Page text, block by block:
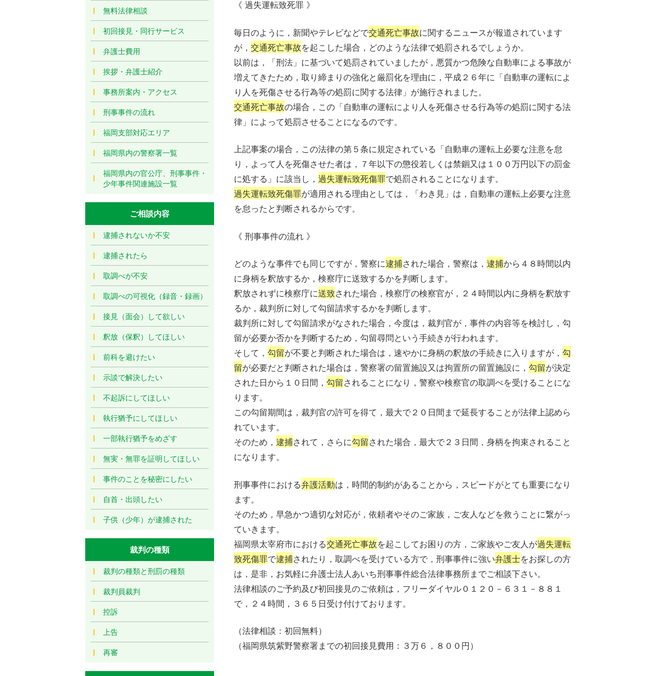
《 過失運転致死罪 》
毎日のように，新聞やテレビなどで交通死亡事故に関するニュースが報道されています
が， 交通死亡事故を起こした場合，どのような法律で処罰されるでしょうか。
以前は，「刑法」に基づいて処罰されていましたが，悪質かつ危険な自動車による事故が
増えてきたため，取り締まりの強化と厳罰化を理由に，平成２６年に「自動車の運転によ
り人を死傷させる行為等の処罰に関する法律」が施行されました。
交通死亡事故の場合，この「自動車の運転により人を死傷させる行為等の処罰に関する法
律」によって処罰させることになるのです。
上記事案の場合，この法律の第５条に規定されている「自動車の運転上必要な注意を怠
り，よって人を死傷させた者は，７年以下の懲役若しくは禁錮又は１００万円以下の罰金
に処する」に該当し， 過失運転致死傷罪で処罰されることになります。
過失運転致死傷罪が適用される理由としては，「わき見」は，自動車の運転上必要な注意
を怠ったと判断されるからです。
《 刑事事件の流れ 》
どのような事件でも同じですが，警察に逮捕された場合，警察は， 逮捕から４８時間以内
に身柄を釈放するか，検察庁に送致するかを判断します。
釈放されずに検察庁に送致された場合，検察庁の検察官が，２４時間以内に身柄を釈放す
るか，裁判所に対して勾留請求するかを判断します。
裁判所に対して勾留請求がなされた場合，今度は，裁判官が，事件の内容等を検討し，勾
留が必要か否かを判断するため，勾留尋問という手続きが行われます。
そして， 勾留が不要と判断された場合は，速やかに身柄の釈放の手続きに入りますが， 勾
留が必要だと判断された場合は，警察署の留置施設又は拘置所の留置施設に， 勾留が決定
された日から１０日間， 勾留されることになり，警察や検察官の取調べを受けることにな
ります。
この勾留期間は，裁判官の許可を得て，最大で２０日間まで延長することが法律上認めら
れています。
そのため， 逮捕されて，さらに勾留された場合，最大で２３日間，身柄を拘束されること
になります。
刑事事件における弁護活動は，時間的制約があることから，スピードがとても重要になり
ます。
そのため，早急かつ適切な対応が，依頼者やそのご家族，ご友人などを救うことに繋がっ
ていきます。
福岡県太宰府市における交通死亡事故を起こしてお困りの方，ご家族やご友人が過失運転
致死傷罪で逮捕されたり，取調べを受けている方で，刑事事件に強い弁護士をお探しの方
は，是非，お気軽に弁護士法人あいち刑事事件総合法律事務所までご相談下さい。
法律相談のご予約及び初回接見のご依頼は，フリーダイヤル０１２０－６３１－８８１
で，２４時間，３６５日受け付けております。
（法律相談：初回無料）
（福岡県筑紫野警察署までの初回接見費用：３万６，８００円）
無料法律相談
初回接見・同行サービス
弁護士費用
挨拶・弁護士紹介
事務所案内・アクセス
刑事事件の流れ
福岡支部対応エリア
福岡県内の警察署一覧
福岡県内の官公庁、刑事事件・
少年事件関連施設一覧
ご相談内容
逮捕されないか不安
逮捕されたら
取調べが不安
取調べの可視化（録音・録画）
接見（面会）して欲しい
釈放（保釈）してほしい
前科を避けたい
示談で解決したい
不起訴にしてほしい
執行猶予にしてほしい
一部執行猶予をめざす
無実・無罪を証明してほしい
事件のことを秘密にしたい
自首・出頭したい
子供（少年）が逮捕された
裁判の種類
裁判の種類と刑罰の種類
裁判員裁判
控訴
上告
再審